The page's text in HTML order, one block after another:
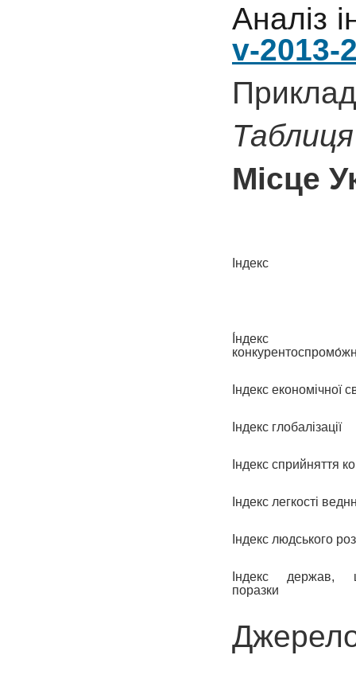
Аналіз
v-2013-
Місце
Індекс
І́ндекс
Індекс економічної
Індекс глобалізації
Індекс сприйняття
Індекс легкості
Індекс людського
Індекс держав,
поразки